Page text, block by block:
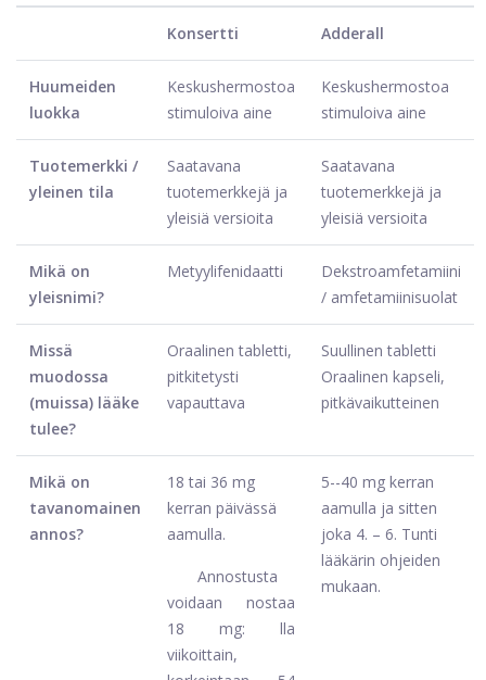
Konsertti Adderall
Huumeiden
luokka
Keskushermostoa
stimuloiva aine
Keskushermostoa
stimuloiva aine
Tuotemerkki /
yleinen tila
Saatavana
tuotemerkkejä ja
yleisiä versioita
Saatavana
tuotemerkkejä ja
yleisiä versioita
Mikä on
yleisnimi?
Metyylifenidaatti
Dekstroamfetamiini
/ amfetamiinisuolat
Missä
muodossa
(muissa) lääke
tulee?
Oraalinen tabletti,
pitkitetysti
vapauttava
Suullinen tabletti
Oraalinen kapseli,
pitkävaikutteinen
Mikä on
tavanomainen
annos?
18 tai 36 mg
kerran päivässä
aamulla.
Annostusta
voidaan nostaa
18 mg: lla
viikoittain,
5--40 mg kerran
aamulla ja sitten
joka 4. – 6. Tunti
lääkärin ohjeiden
mukaan.